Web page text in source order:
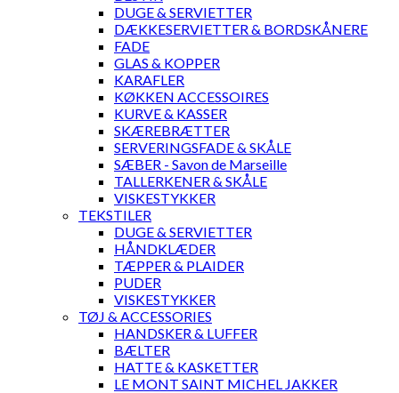
DUGE & SERVIETTER
DÆKKESERVIETTER & BORDSKÅNERE
FADE
GLAS & KOPPER
KARAFLER
KØKKEN ACCESSOIRES
KURVE & KASSER
SKÆREBRÆTTER
SERVERINGSFADE & SKÅLE
SÆBER - Savon de Marseille
TALLERKENER & SKÅLE
VISKESTYKKER
TEKSTILER
DUGE & SERVIETTER
HÅNDKLÆDER
TÆPPER & PLAIDER
PUDER
VISKESTYKKER
TØJ & ACCESSORIES
HANDSKER & LUFFER
BÆLTER
HATTE & KASKETTER
LE MONT SAINT MICHEL JAKKER